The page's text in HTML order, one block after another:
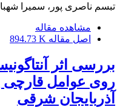
تبسم ناصری پور، سمیرا
مشاهده مقاله
اصل مقاله 894.73 K
بررسی اثر
روی عوامل قارچی
آذربایجان شرقی